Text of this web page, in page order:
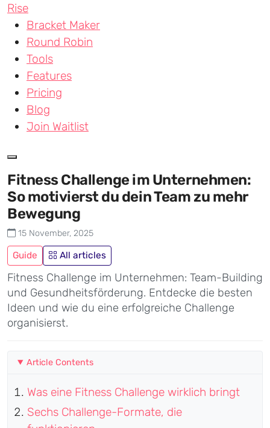
Skip to main content
Rise
Bracket Maker
Round Robin
Tools
Features
Pricing
Blog
Join Waitlist
Fitness Challenge im Unternehmen:
So motivierst du dein Team zu mehr
Bewegung
15 November, 2025
Guide All articles
Fitness Challenge im Unternehmen: Team-Building
und Gesundheitsförderung. Entdecke die besten
Ideen und wie du eine erfolgreiche Challenge
organisierst.
Article Contents
Was eine Fitness Challenge wirklich bringt
Sechs Challenge-Formate, die